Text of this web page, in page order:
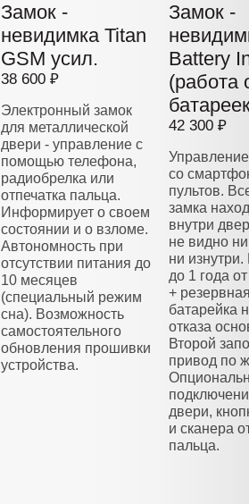
Замок -
невидимка Titan
GSM усил.
38 600 ₽
Электронный замок
для металлической
двери - управление с
помощью телефона,
радиобрелка или
отпечатка пальца.
Информирует о своем
состоянии и о взломе.
Автономность при
отсутствии питания до
10 месяцев
(специальный режим
сна). Возможность
самостоятельного
обновления прошивки
устройства.
Замок -
Battery
(работа
42 300 ₽
со
пультов.
замка
внутри
не видно
ни изнутри.
до 1 года
+
батарейка
отказа
Второй
привод по
двери,
и сканера
пальца.